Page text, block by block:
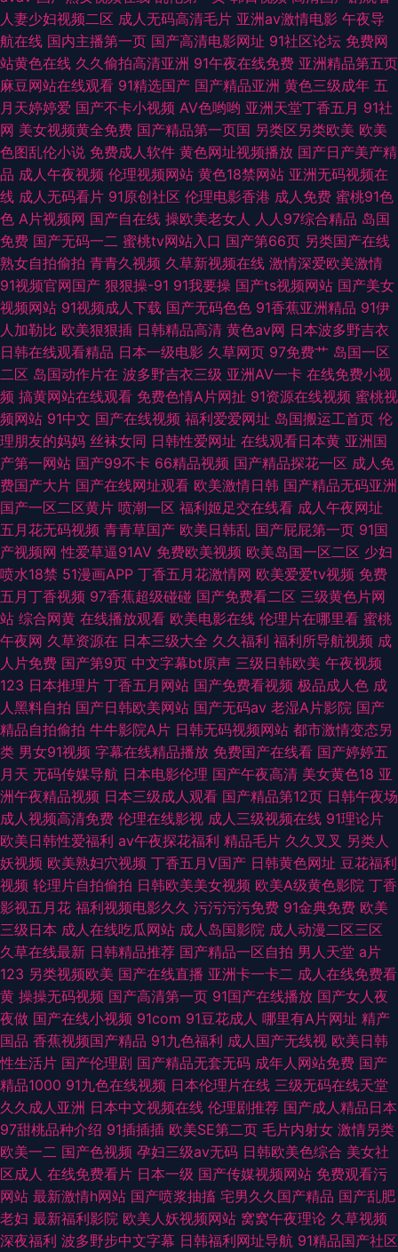
线免费视频 久久国产精品久久 91shufu 久草网AⅤ电影 91tv在线 国产视频
28p 91啦在线视频 欧洲一级ab 97性在线 色婷婷五月天AV综合 91做爱免费
视频 青青草TV 91色狼老熟女 伦理在线
人妻少妇视频二区 成人无码高清毛片 亚洲av激情电影 午夜导
航在线 国内主播第一页 国产高清电影网址 91社区论坛 免费网
站黄色在线 久久偷拍高清亚洲 91午夜在线免费 亚洲精品第五页
麻豆网站在线观看 91精选国产 国产精品亚洲 黄色三级成年 五
月天婷婷爱 国产不卡小视频 AV色哟哟 亚洲天堂丁香五月 91社
网 美女视频黄全免费 国产精品第一页国 另类区另类欧美 欧美
色图乱伦小说 免费成人软件 黄色网址视频播放 国产日产美产精
品 成人午夜视频 伦理视频网站 黄色18禁网站 亚洲无码视频在
线 成人无码看片 91原创社区 伦理电影香港 成人免费 蜜桃91色
色 A片视频网 国产自在线 操欧美老女人 人人97综合精品 岛国
免费 国产无码一二 蜜桃tv网站入口 国产第66页 另类国产在线
熟女自拍偷拍 青青久视频 久草新视频在线 激情深爱欧美激情
91视频官网国产 狠狠操-91 91我要操 国产ts视频网站 国产美女
视频网站 91视频成人下载 国产无码色色 91香蕉亚洲精品 91伊
人加勒比 欧美狠狠插 日韩精品高清 黄色av网 日本波多野吉衣
日韩在线观看精品 日本一级电影 久草网页 97免费艹 岛国一区
二区 岛国动作片在 波多野吉衣三级 亚洲AV一卡 在线免费小视
频 搞黄网站在线观看 免费色情A片网扯 91资源在线视频 蜜桃视
频网站 91中文 国产在线视频 福利爱爱网址 岛国搬运工首页 伦
理朋友的妈妈 丝袜女同 日韩性爱网址 在线观看日本黄 亚洲国
产第一网站 国产99不卡 66精品视频 国产精品探花一区 成人免
费国产大片 国产在线网址观看 欧美激情日韩 国产精品无码亚洲
国产一区二区黄片 喷潮一区 福利姬足交在线看 成人午夜网址
五月花无码视频 青青草国产 欧美日韩乱 国产屁屁第一页 91国
产视频网 性爱草逼91AV 免费欧美视频 欧美岛国一区二区 少妇
喷水18禁 51漫画APP 丁香五月花激情网 欧美爱爱tv视频 免费
五月丁香视频 97香蕉超级碰碰 国产免费看二区 三级黄色片网
站 综合网黄 在线播放观看 欧美电影在线 伦理片在哪里看 蜜桃
午夜网 久草资源在 日本三级大全 久久福利 福利所导航视频 成
人片免费 国产第9页 中文字幕bt原声 三级日韩欧美 午夜视频
123 日本推理片 丁香五月网站 国产免费看视频 极品成人色 成
人黑料自拍 国产日韩欧美网站 国产无码av 老湿A片影院 国产
精品自拍偷拍 牛牛影院A片 日韩无码视频网站 都市激情变态另
类 男女91视频 字幕在线精品播放 免费国产在线看 国产婷婷五
月天 无码传媒导航 日本电影伦理 国产午夜高清 美女黄色18 亚
洲午夜精品视频 日本三级成人观看 国产精品第12页 日韩午夜场
成人视频高清免费 伦理在线影视 成人三级视频在线 91理论片
欧美日韩性爱福利 av午夜探花福利 精品毛片 久久叉叉 另类人
妖视频 欧美熟妇穴视频 丁香五月V国产 日韩黄色网址 豆花福利
视频 轮理片自拍偷拍 日韩欧美美女视频 欧美A级黄色影院 丁香
影视五月花 福利视频电影久久 污污污污免费 91金典免费 欧美
三级日本 成人在线吃瓜网站 成人岛国影院 成人动漫二区三区
久草在线最新 日韩精品推荐 国产精品一区自拍 男人天堂 a片
123 另类视频欧美 国产在线直播 亚洲卡一卡二 成人在线免费看
黄 操操无码视频 国产高清第一页 91国产在线播放 国产女人夜
夜做 国产在线小视频 91com 91豆花成人 哪里有A片网址 精产
国品 香蕉视频国产精品 91九色福利 成人国产无线视 欧美日韩
性生活片 国产伦理剧 国产精品无套无码 成年人网站免费 国产
精品1000 91九色在线视频 日本伦理片在线 三级无码在线天堂
久久成人亚洲 日本中文视频在线 伦理剧推荐 国产成人精品日本
97甜桃品种介绍 91插插插 欧美SE第二页 毛片内射女 激情另类
欧美一二 国产色视频 孕妇三级av无码 日韩欧美色综合 美女社
区成人 在线免费看片 日本一级 国产传媒视频网站 免费观看污
网站 最新激情h网站 国产喷浆抽搐 宅男久久国产精品 国产乱肥
老妇 最新福利影院 欧美人妖视频网站 窝窝午夜理论 久草视频
深夜福利 波多野步中文字幕 日韩福利网址导航 91精品国产社区